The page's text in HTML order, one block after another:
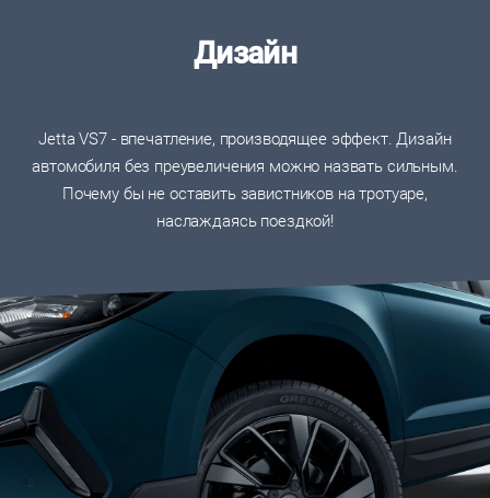
Дизайн
Jetta VS7 - впечатление, производящее эффект. Дизайн
автомобиля без преувеличения можно назвать сильным.
Почему бы не оставить завистников на тротуаре,
наслаждаясь поездкой!